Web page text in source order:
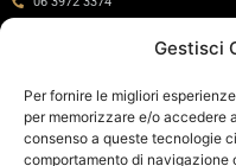
Gestisci
Per fornire le migliori
per memorizzare e/o accedere
consenso a queste tecnologie
comportamento di navigazione
Via Ottaviano 24 - 00192 Roma